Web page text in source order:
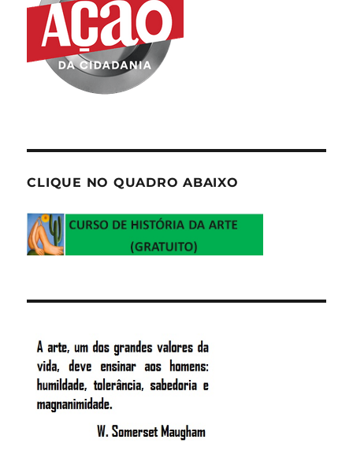
CLIQUE NO QUADRO ABAIXO